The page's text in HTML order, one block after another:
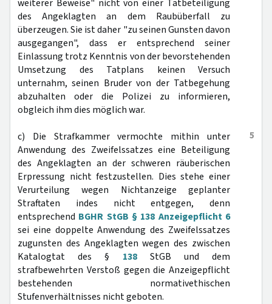
weiterer Beweise" nicht von einer Tatbeteiligung
des Angeklagten an dem Raubüberfall zu
überzeugen. Sie ist daher "zu seinen Gunsten davon
ausgegangen", dass er entsprechend seiner
Einlassung trotz Kenntnis von der bevorstehenden
Umsetzung des Tatplans keinen Versuch
unternahm, seinen Bruder von der Tatbegehung
abzuhalten oder die Polizei zu informieren,
obgleich ihm dies möglich war.
5
c) Die Strafkammer vermochte mithin unter
Anwendung des Zweifelssatzes eine Beteiligung
des Angeklagten an der schweren räuberischen
Erpressung nicht festzustellen. Dies stehe einer
Verurteilung wegen Nichtanzeige geplanter
Straftaten indes nicht entgegen, denn
entsprechend BGHR StGB § 138 Anzeigepflicht 6
sei eine doppelte Anwendung des Zweifelssatzes
zugunsten des Angeklagten wegen des zwischen
Katalogtat des § 138StGB und dem
strafbewehrten Verstoß gegen die Anzeigepflicht
bestehenden normativethischen
Stufenverhältnisses nicht geboten.